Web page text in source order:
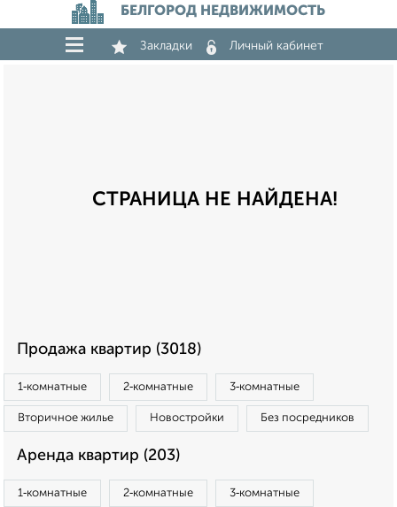
БЕЛГОРОД НЕДВИЖИМОСТЬ
Закладки Личный кабинет
СТРАНИЦА НЕ НАЙДЕНА!
Продажа квартир (3018)
1‑комнатные 2‑комнатные 3‑комнатные
Вторичное жилье Новостройки Без посредников
Аренда квартир (203)
1‑комнатные 2‑комнатные 3‑комнатные